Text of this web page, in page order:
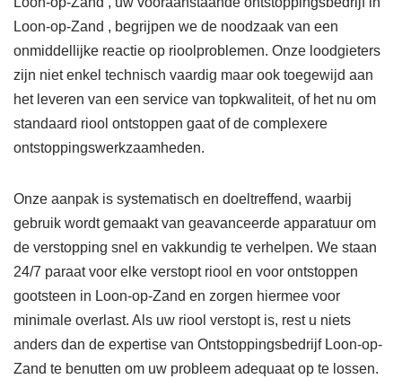
Loon-op-Zand , begrijpen we de noodzaak van een
onmiddellijke reactie op rioolproblemen. Onze loodgieters
zijn niet enkel technisch vaardig maar ook toegewijd aan
het leveren van een service van topkwaliteit, of het nu om
standaard riool ontstoppen gaat of de complexere
ontstoppingswerkzaamheden.
Onze aanpak is systematisch en doeltreffend, waarbij
gebruik wordt gemaakt van geavanceerde apparatuur om
de verstopping snel en vakkundig te verhelpen. We staan
24/7 paraat voor elke verstopt riool en voor ontstoppen
gootsteen in Loon-op-Zand en zorgen hiermee voor
minimale overlast. Als uw riool verstopt is, rest u niets
anders dan de expertise van Ontstoppingsbedrijf Loon-op-
Zand te benutten om uw probleem adequaat op te lossen.